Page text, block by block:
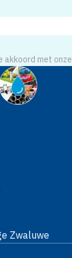
akkoord met onze
Zwaluwe